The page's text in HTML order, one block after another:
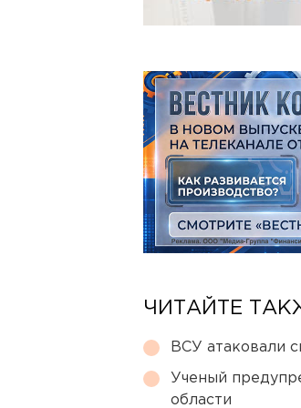
ЧИТАЙТЕ
ВСУ атаковали
Ученый
области